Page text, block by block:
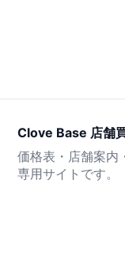
Clove Base 店舗
価格表・店舗案内
専用サイトです。